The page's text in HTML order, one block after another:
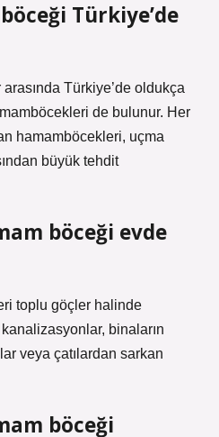
Türkiye’de
Türkiye’de oldukça
de bulunur. Her
hamamböcekleri, uçma
büyük tehdit
böceği evde
toplu göçler halinde
binaların
veya çatılardan sarkan
böceği